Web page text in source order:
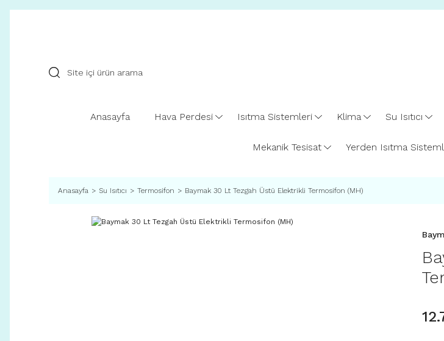
Anasayfa Hava Perdesi Isıtma Sistemleri Klima Su Isıtıcı
Mekanik Tesisat Yerden Isıtma
Anasayfa Su Isıtıcı Termosifon Baymak 30 Lt Tezgah Üstü Elektrikli Termosifon (MH)